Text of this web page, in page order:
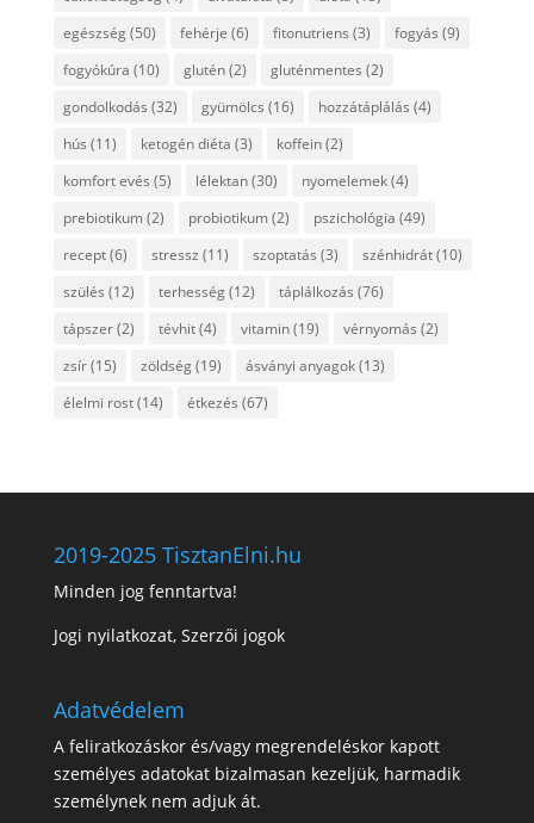
egészség(50) fehérje (6) fitonutriens (3) fogyás (9)
fogyókúra (10) glutén(2) gluténmentes (2)
gondolkodás (32) gyümölcs (16) hozzátáplálás (4)
hús (11) ketogén diéta (3) koffein(2)
komfort evés (5) lélektan(30) nyomelemek(4)
prebiotikum(2) probiotikum(2) pszichológia (49)
recept(6) stressz (11) szoptatás (3) szénhidrát(10)
szülés (12) terhesség(12) táplálkozás (76)
tápszer(2) tévhit(4) vitamin(19) vérnyomás (2)
zsír(15) zöldség(19) ásványi anyagok(13)
élelmi rost(14) étkezés (67)
2019-2025 TisztanElni.hu
Minden jog fenntartva!
Jogi nyilatkozat, Szerzői jogok
Adatvédelem
A feliratkozáskor és/vagy megrendeléskor kapott
személyes adatokat bizalmasan kezeljük, harmadik
személynek nem adjuk át.